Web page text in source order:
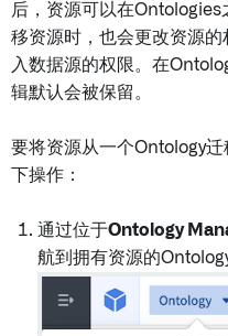
后，资源可以在
移资源时，也会更改资源
入数据源的权限。在
辑默认会被保留。
要将资源从一个Ontology
下操作：
通过位于Ontology
航到拥有资源的Ontology